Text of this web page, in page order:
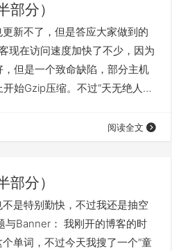
分）
新不了，但是答应大家做到的
现在访问速度加快了不少，因为
但是一个致命缺陷，部分主机
始Gzip压缩。不过“天无绝人之
xml application/xht…
阅读全文
分）
是特别勤快，不过我还是抽空
与Banner： 我刚开的博客的时
单词，不过今天我搜了一个“童